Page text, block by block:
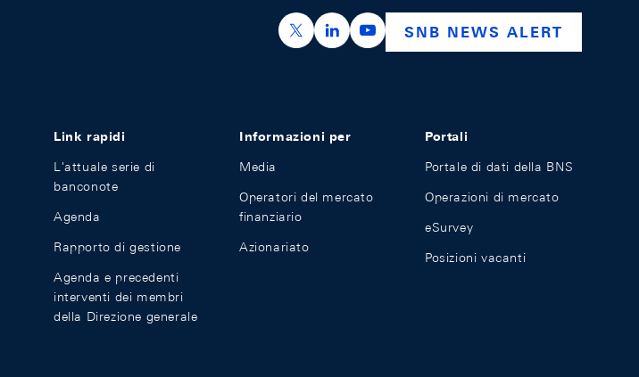
https://x.com/snb_bns
https://ch.linkedin.com/company/swiss-
https://www.youtube.com/
SNB NEWS ALERT
Link rapidi
L'attuale serie di
banconote
Agenda
Rapporto di gestione
Agenda e precedenti
interventi dei membri
della Direzione generale
Informazioni per
Media
Operatori del mercato
finanziario
Azionariato
Portali
Portale di dati della BNS
Operazioni di mercato
eSurvey
Posizioni vacanti